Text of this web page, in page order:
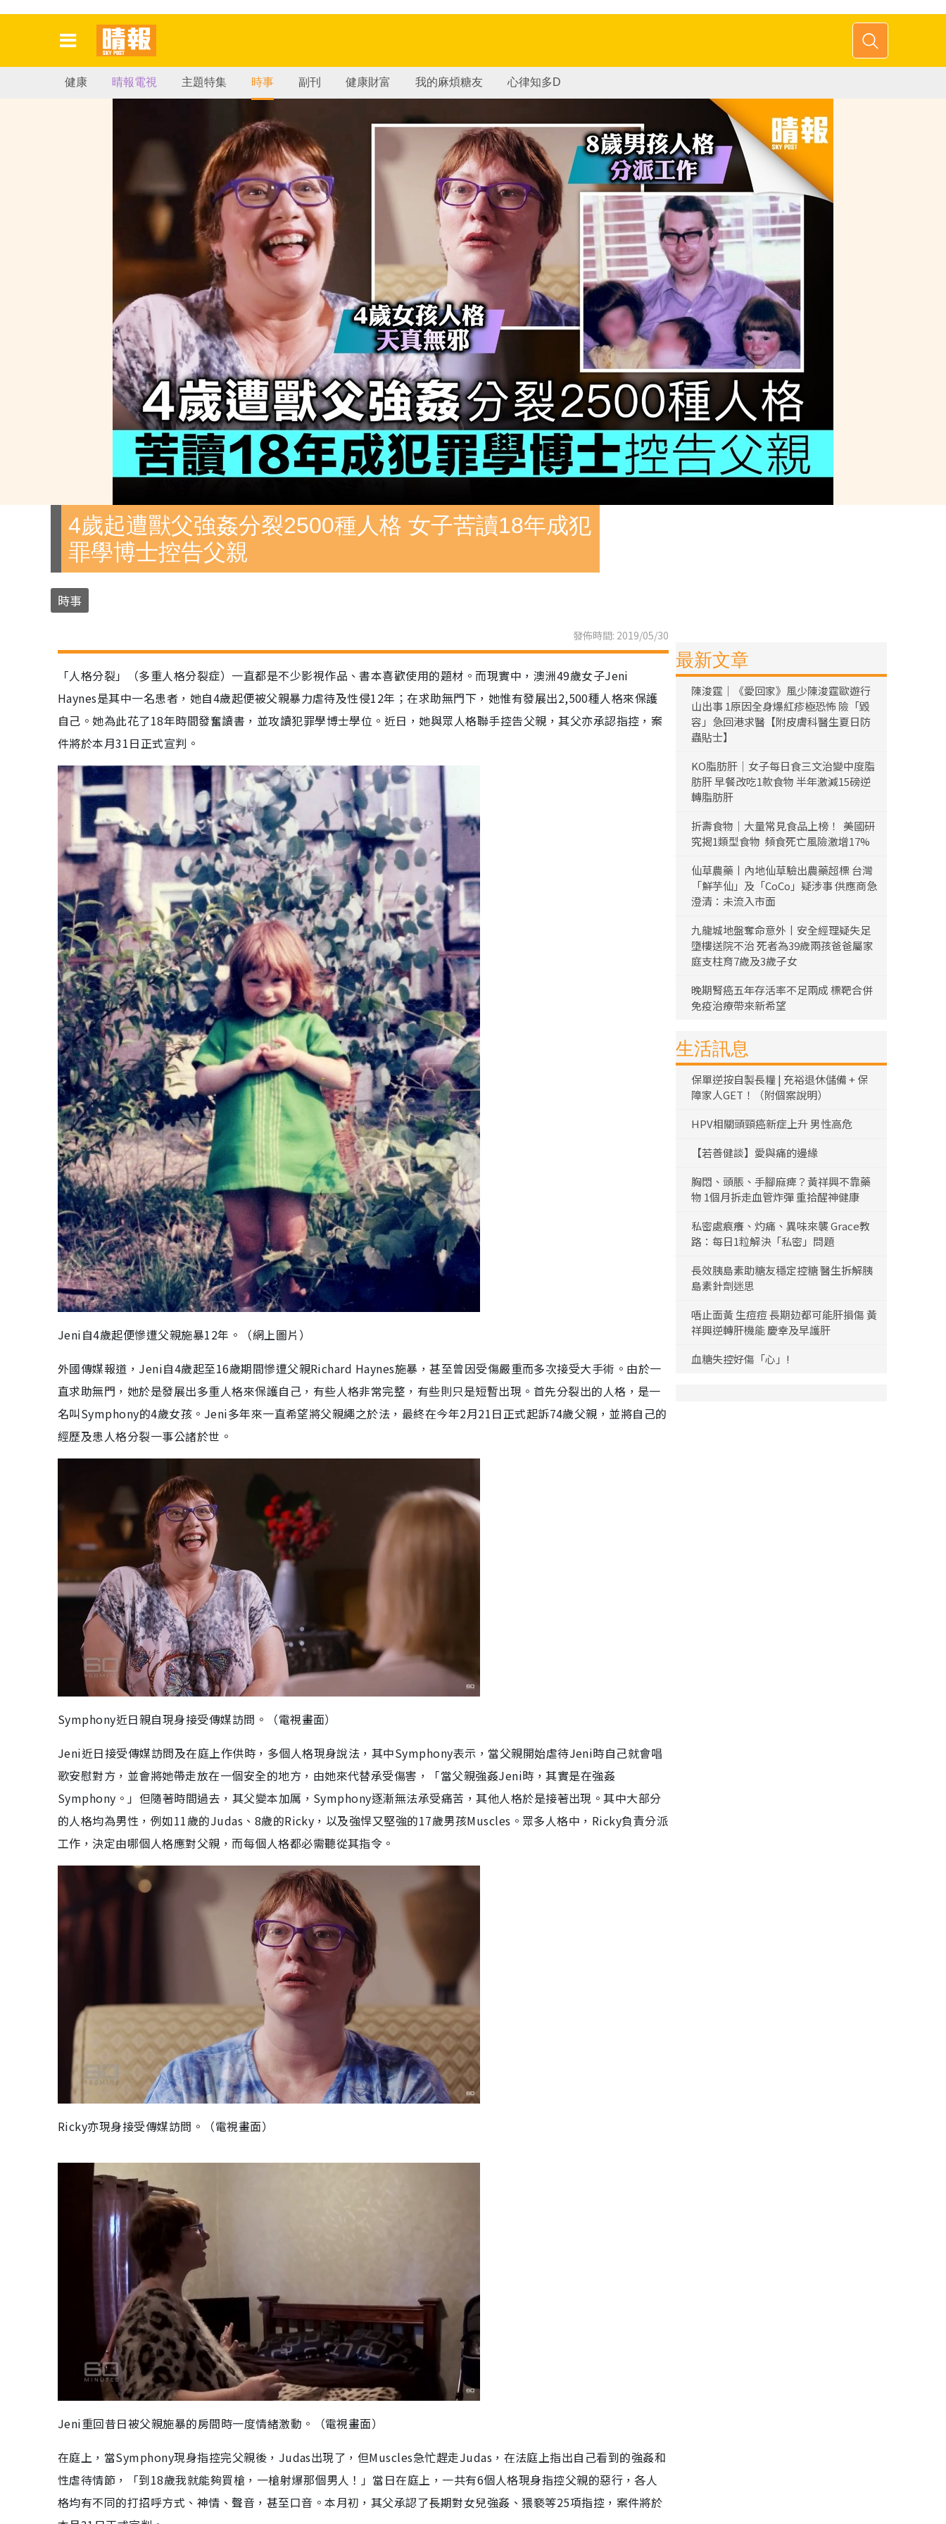
健康 晴報電視 主題特集 時事 副刊 健康財富 我的麻煩糖友 心律知多D
4歲起遭獸父強姦分裂2500種人格 女子苦讀18年成犯
罪學博士控告父親
時事
發佈時間: 2019/05/30
「人格分裂」（多重人格分裂症）一直都是不少影視作品、書本喜歡使用的題材。而現實中，澳洲49歲女子Jeni
Haynes是其中一名患者，她自4歲起便被父親暴力虐待及性侵12年；在求助無門下，她惟有發展出2,500種人格來保護
自己。她為此花了18年時間發奮讀書，並攻讀犯罪學博士學位。近日，她與眾人格聯手控告父親，其父亦承認指控，案
件將於本月31日正式宣判。
Jeni自4歲起便慘遭父親施暴12年。（網上圖片）
外國傳媒報道，Jeni自4歲起至16歲期間慘遭父親Richard Haynes施暴，甚至曾因受傷嚴重而多次接受大手術。由於一
直求助無門，她於是發展出多重人格來保護自己，有些人格非常完整，有些則只是短暫出現。首先分裂出的人格，是一
名叫Symphony的4歲女孩。Jeni多年來一直希望將父親繩之於法，最終在今年2月21日正式起訴74歲父親，並將自己的
經歷及患人格分裂一事公諸於世。
Symphony近日親自現身接受傳媒訪問。（電視畫面）
Jeni近日接受傳媒訪問及在庭上作供時，多個人格現身說法，其中Symphony表示，當父親開始虐待Jeni時自己就會唱
歌安慰對方，並會將她帶走放在一個安全的地方，由她來代替承受傷害，「當父親強姦Jeni時，其實是在強姦
Symphony。」但隨著時間過去，其父變本加厲，Symphony逐漸無法承受痛苦，其他人格於是接著出現。其中大部分
的人格均為男性，例如11歲的Judas、8歲的Ricky，以及強悍又堅強的17歲男孩Muscles。眾多人格中，Ricky負責分派
工作，決定由哪個人格應對父親，而每個人格都必需聽從其指令。
Ricky亦現身接受傳媒訪問。（電視畫面）
Jeni重回昔日被父親施暴的房間時一度情緒激動。（電視畫面）
在庭上，當Symphony現身指控完父親後，Judas出現了，但Muscles急忙趕走Judas，在法庭上指出自己看到的強姦和
性虐待情節，「到18歲我就能夠買槍，一槍射爆那個男人！」當日在庭上，一共有6個人格現身指控父親的惡行，各人
格均有不同的打招呼方式、神情、聲音，甚至口音。本月初，其父承認了長期對女兒強姦、猥褻等25項指控，案件將於
最新文章
陳浚霆｜《愛回家》風少陳浚霆歐遊行
山出事 1原因全身爆紅疹極恐怖 險「毀
容」急回港求醫【附皮膚科醫生夏日防
蟲貼士】
KO脂肪肝｜女子每日食三文治變中度脂
肪肝 早餐改吃1款食物 半年激減15磅逆
轉脂肪肝
折壽食物｜大量常見食品上榜！ 美國研
究揭1類型食物 頻食死亡風險激增17%
仙草農藥丨內地仙草驗出農藥超標 台灣
「鮮芋仙」及「CoCo」疑涉事 供應商急
澄清：未流入市面
九龍城地盤奪命意外丨安全經理疑失足
墮樓送院不治 死者為39歲兩孩爸爸屬家
庭支柱育7歲及3歲子女
晚期腎癌五年存活率不足兩成 標靶合併
免疫治療帶來新希望
生活訊息
保單逆按自製長糧 | 充裕退休儲備 + 保
障家人GET！（附個案說明）
HPV相關頭頸癌新症上升 男性高危
【若善健談】愛與痛的邊緣
胸悶、頭脹、手腳麻痺？黃祥興不靠藥
物 1個月拆走血管炸彈 重拾醒神健康
私密處痕癢、灼痛、異味來襲 Grace教
路：每日1粒解決「私密」問題
長效胰島素助糖友穩定控糖 醫生拆解胰
島素針劑迷思
唔止面黃 生痘痘 長期攰都可能肝損傷 黃
祥興逆轉肝機能 慶幸及早護肝
血糖失控好傷「心」!